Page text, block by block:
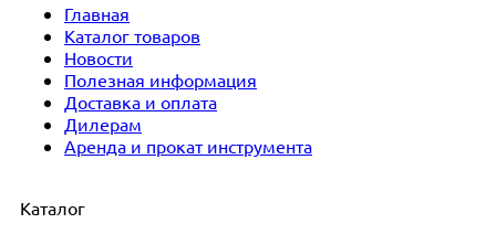
Главная
Каталог товаров
Новости
Полезная информация
Доставка и оплата
Дилерам
Аренда и прокат инструмента
Каталог